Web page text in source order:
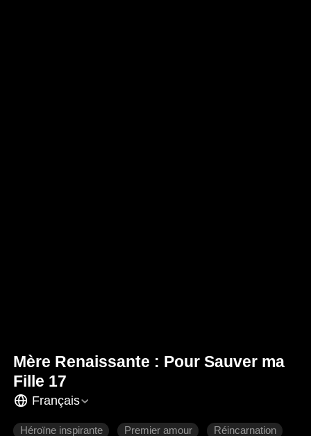
Mère Renaissante : Pour Sauver ma
Fille 17
Français
Héroïne inspirante Premier amour Réincarnation